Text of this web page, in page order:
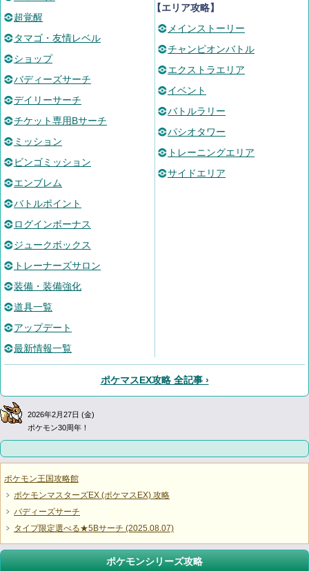
超覚醒
タマゴ・友情レベル
ショップ
バディーズサーチ
デイリーサーチ
チケット専用Bサーチ
ミッション
ビンゴミッション
エンブレム
バトルポイント
ログインボーナス
ジュークボックス
トレーナーズサロン
装備・装備強化
道具一覧
アップデート
最新情報一覧
【エリア攻略】
メインストーリー
チャンピオンバトル
エクストラエリア
イベント
バトルラリー
パシオタワー
トレーニングエリア
サイドエリア
ポケマスEX攻略 全記事 ›
2026年2月27日 (金)
ポケモン30周年！
ポケモン王国攻略館
ポケモンマスターズEX (ポケマスEX) 攻略
バディーズサーチ
タイプ限定選べる★5Bサーチ (2025.08.07)
ポケモンシリーズ攻略